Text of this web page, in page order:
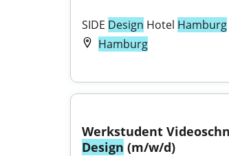
SIDE Design Hotel Hamburg
Hamburg
Design (m/w/d)